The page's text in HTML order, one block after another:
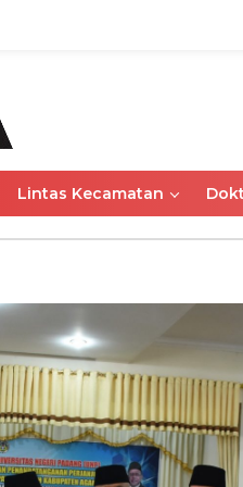
Lintas Kecamatan